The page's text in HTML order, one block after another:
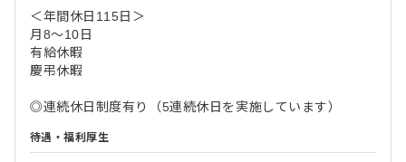
＜年間休日115日＞
月8～10日
有給休暇
慶弔休暇
◎連続休日制度有り（5連続休日を実施しています）
待遇・福利厚生